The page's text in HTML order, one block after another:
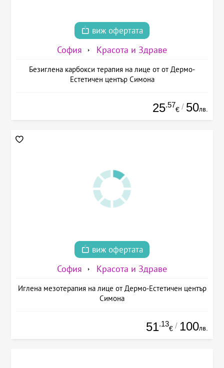
виж офертата
София Красота и Здраве
Безиглена карбокси терапия на лице от от Дермо-
Естетичен център Симона
25.57
€ / 50лв.
виж офертата
София Красота и Здраве
Иглена мезотерапия на лице от Дермо-Естетичен център
Симона
51.13
€ / 100лв.